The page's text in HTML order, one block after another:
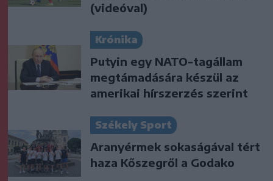
(videóval)
Krónika
Putyin egy NATO-tagállam
megtámadására készül az
amerikai hírszerzés szerint
Székely Sport
Aranyérmek sokaságával tért
haza Kőszegről a Godako